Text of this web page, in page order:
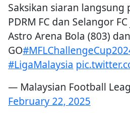
Saksikan siaran
PDRM FC dan Selangor
Astro Arena Bola (803)
GO
#LigaMalaysia
— Malaysian Football
February 22, 2025